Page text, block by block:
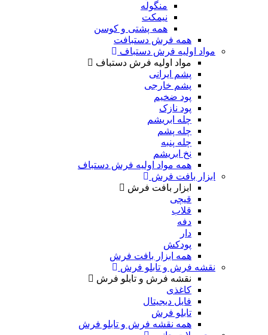
منگوله
نیمکت
همه پشتی و کوسن
همه فرش دستبافت
مواد اولیه فرش دستباف
مواد اولیه فرش دستباف
پشم ایرانی
پشم خارجی
پود ضخیم
پود نازک
چله ابریشم
چله پشم
چله پنبه
نخ ابریشم
همه مواد اولیه فرش دستباف
ابزار بافت فرش
ابزار بافت فرش
قیچی
قلاب
دفه
دار
پودکش
همه ابزار بافت فرش
نقشه فرش و تابلو فرش
نقشه فرش و تابلو فرش
کاغذی
فایل دیجیتال
تابلو فرش
همه نقشه فرش و تابلو فرش